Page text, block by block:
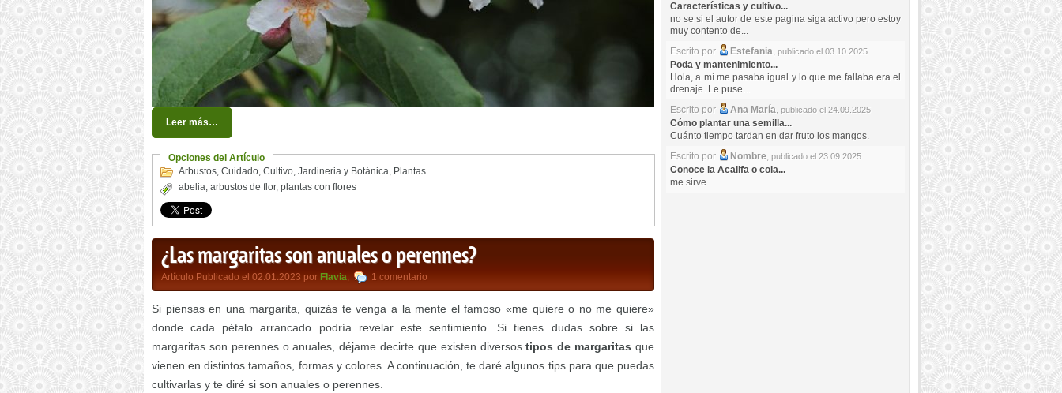
Leer más…
Opciones del Artículo
Arbustos, Cuidado, Cultivo, Jardineria y Botánica, Plantas
abelia, arbustos de flor, plantas con flores
¿Las margaritas son anuales o perennes?
Artículo Publicado el 02.01.2023 por Flavia, 1 comentario
Si piensas en una margarita, quizás te venga a la mente el famoso «me quiere o no me quiere»
donde cada pétalo arrancado podría revelar este sentimiento. Si tienes dudas sobre si las
margaritas son perennes o anuales, déjame decirte que existen diversostipos de margaritas que
vienen en distintos tamaños, formas y colores. A continuación, te daré algunos tips para que puedas
cultivarlas y te diré si son anuales o perennes.
Características y cultivo...
no se si el autor de este pagina siga activo pero estoy
muy contento de...
Escrito por
Estefania, publicado el 03.10.2025
Poda y mantenimiento...
Hola, a mí me pasaba igual y lo que me fallaba era el
drenaje. Le puse...
Escrito por
Ana María, publicado el 24.09.2025
Cómo plantar una semilla...
Cuánto tiempo tardan en dar fruto los mangos.
Escrito por
Nombre, publicado el 23.09.2025
Conoce la Acalifa o cola...
me sirve